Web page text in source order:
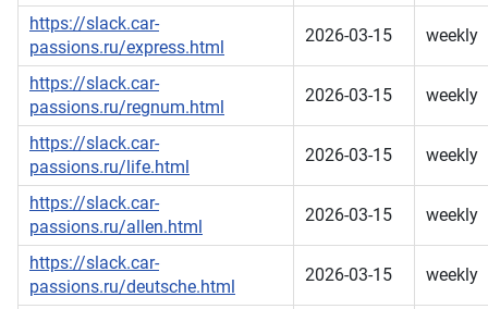
https://slack.car-
passions.ru/express.html
2026-03-15 weekly
https://slack.car-
passions.ru/regnum.html
2026-03-15 weekly
https://slack.car-
passions.ru/life.html
2026-03-15 weekly
https://slack.car-
passions.ru/allen.html
2026-03-15 weekly
https://slack.car-
passions.ru/deutsche.html
2026-03-15 weekly